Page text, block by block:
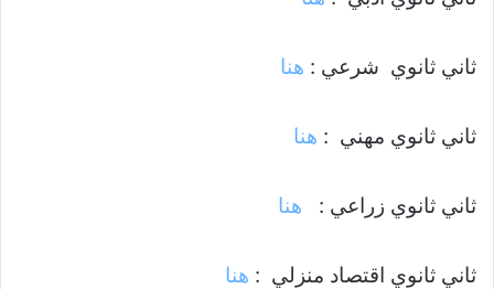
ثاني ثانوي شرعي : هنا
ثاني ثانوي مهني : هنا
ثاني ثانوي زراعي : هنا
ثاني ثانوي اقتصاد منزلي : هنا